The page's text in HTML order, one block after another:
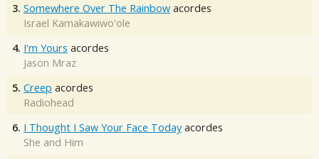
3. Somewhere Over The Rainbow acordes
Israel Kamakawiwo'ole
4. I'm Yours acordes
Jason Mraz
5. Creep acordes
Radiohead
6. I Thought I Saw Your Face Today acordes
She and Him